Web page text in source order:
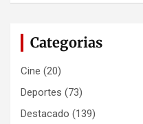
Categorias
Cine (20)
Deportes (73)
Destacado (139)